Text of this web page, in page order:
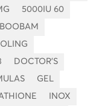
5000IU 60
BOOBAM
DOCTOR'S
GEL
INOX